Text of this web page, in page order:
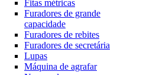
Fitas métricas
Furadores de grande
capacidade
Furadores de rebites
Furadores de secretária
Lupas
Máquina de agrafar